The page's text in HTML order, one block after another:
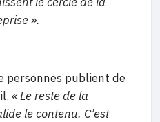
».
personnes publient de
« Le reste de la
le contenu. C’est